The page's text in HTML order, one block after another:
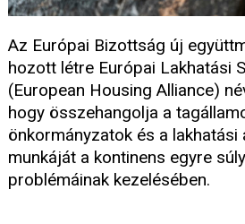
Az Európai Bizottság új
hozott létre Európai Lakhatási
(European Housing Alliance)
hogy összehangolja a
önkormányzatok és a
munkáját a kontinens egyre
problémáinak kezelésében.